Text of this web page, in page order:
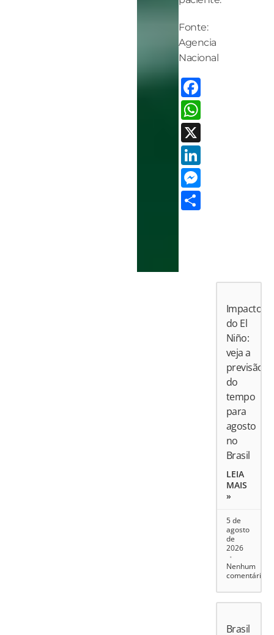
Fonte:
Agencia
Nacional
Impactos
do El
Niño:
veja a
previsão
do
tempo
para
agosto
no
Brasil
LEIA
MAIS
»
5 de
agosto
de
2026
Nenhum
comentário
Brasil